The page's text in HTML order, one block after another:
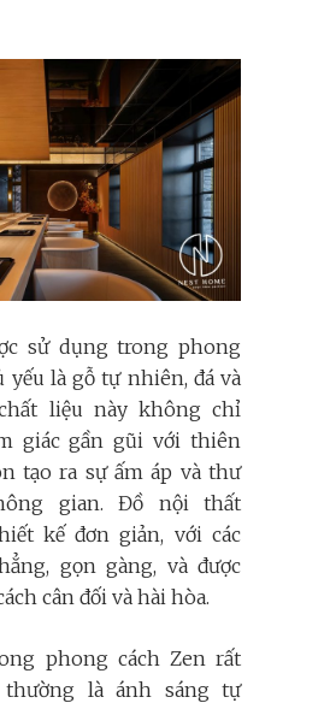
sử dụng trong phong
yếu là gỗ tự nhiên, đá và
liệu này không chỉ
giác gần gũi với thiên
tạo ra sự ấm áp và thư
gian. Đồ nội thất
kế đơn giản, với các
gọn gàng, và được
cân đối và hài hòa.
phong cách Zen rất
thường là ánh sáng tự